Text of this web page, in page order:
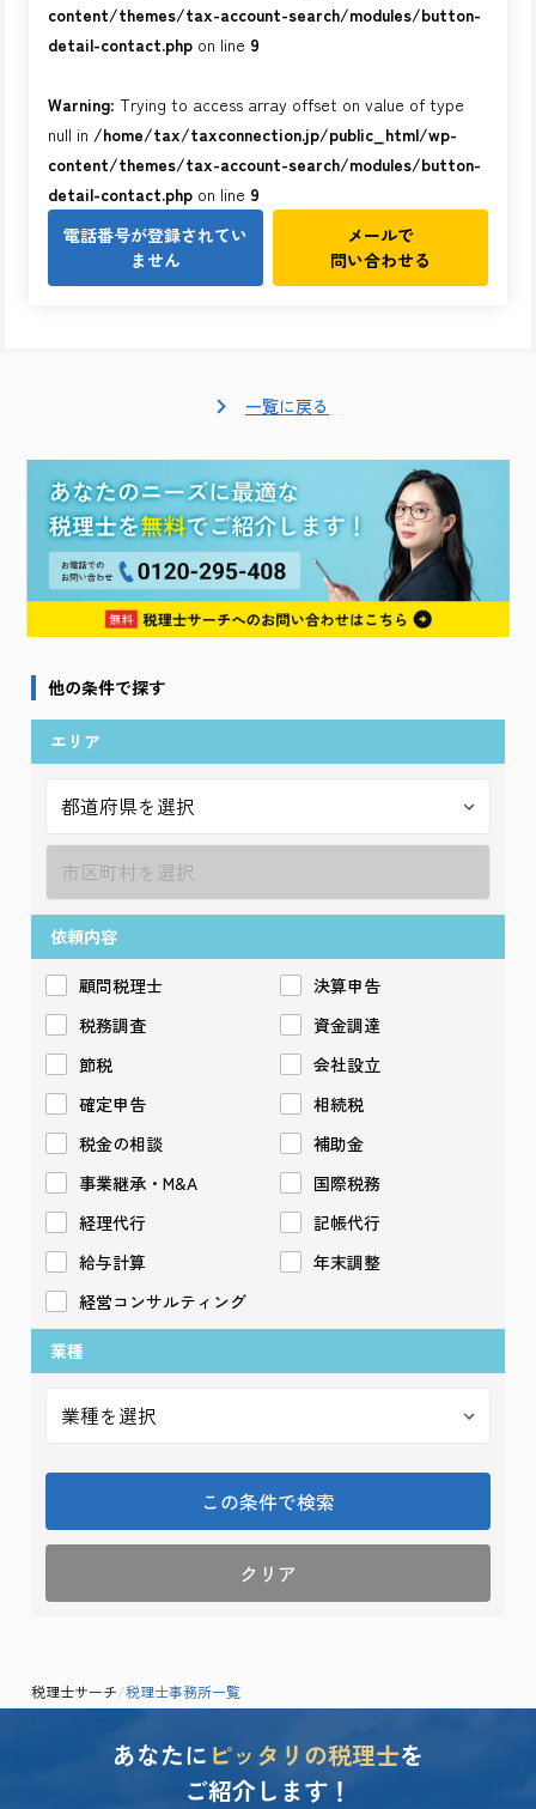
content/themes/tax-account-search/modules/button-
detail-contact.php on line 9
Warning: Trying to access array offset on value of type
null in /home/tax/taxconnection.jp/public_html/wp-
content/themes/tax-account-search/modules/button-
detail-contact.php on line 9
電話番号が登録されてい
ません
メールで
問い合わせる
一覧に戻る
他の条件で探す
エリア
依頼内容
顧問税理士
決算申告
税務調査
資金調達
節税
会社設立
確定申告
相続税
税金の相談
補助金
事業継承・M&A
国際税務
経理代行
記帳代行
給与計算
年末調整
経営コンサルティング
業種
この条件で検索
クリア
税理士サーチ/税理士事務所一覧
あなたに ピッタリの税理士を
ご紹介します！